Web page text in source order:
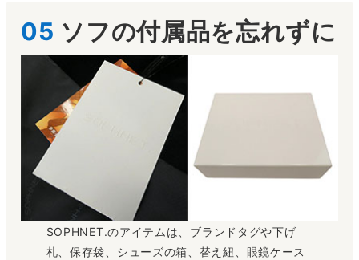
05 ソフの付属品を忘れずに
SOPHNET.のアイテムは、ブランドタグや下げ
札、保存袋、シューズの箱、替え紐、眼鏡ケース